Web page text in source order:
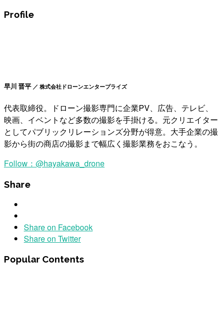
Profile
早川 晋平 ／ 株式会社ドローンエンタープライズ
代表取締役。ドローン撮影専門に企業PV、広告、テレビ、
映画、イベントなど多数の撮影を手掛ける。元クリエイター
としてパブリックリレーションズ分野が得意。大手企業の撮
影から街の商店の撮影まで幅広く撮影業務をおこなう。
Follow： @hayakawa_drone
Share
Share on Facebook
Share on Twitter
Popular Contents